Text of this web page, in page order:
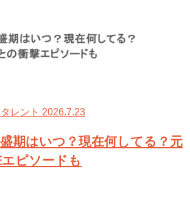
レント 2026.7.23
期はいつ？現在何してる？元
ピソードも